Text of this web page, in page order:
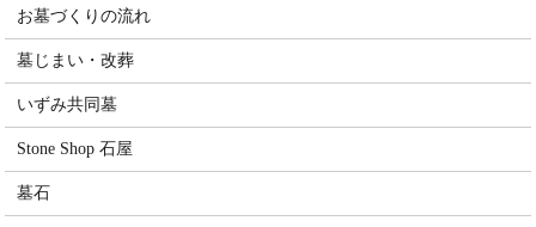
お墓づくりの流れ
墓じまい・改葬
いずみ共同墓
Stone Shop 石屋
墓石